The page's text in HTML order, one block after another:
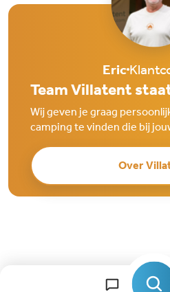
Eric
Team Villatent
Wij geven je graag
camping te vinden die bij
Over